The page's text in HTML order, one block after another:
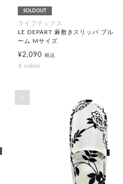
SOLDOUT
ライフテックス
LE DEPART 麻敷きスリッパ ブル
ーム Mサイズ
¥2,090 税込
3 colors
6